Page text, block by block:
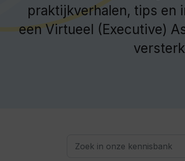
praktijkverhalen, tips en
een Virtueel (Executive)